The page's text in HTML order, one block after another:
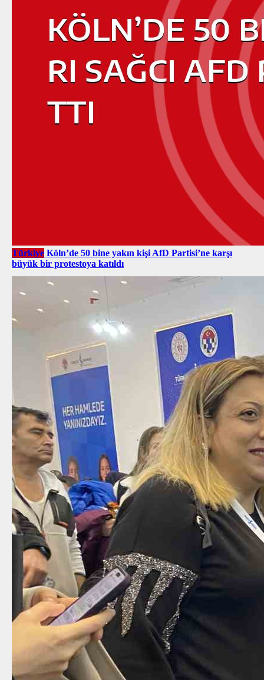
Türkiye Köln’de 50 bine yakın kişi AfD Partisi’ne karşı
büyük bir protestoya katıldı